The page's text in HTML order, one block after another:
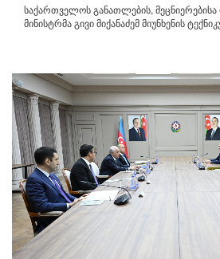
საქართველოს განათლების,
მინისტრმა გივი მიქანაძემ მიუნხენის